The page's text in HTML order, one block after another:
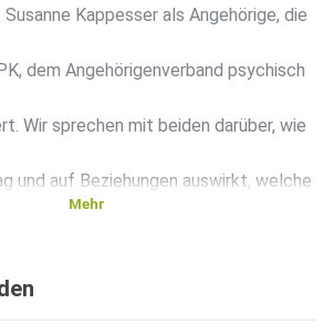
Kappesser als Angehörige, die
dem Angehörigenverband psychisch
Wir sprechen mit beiden darüber, wie
und auf Beziehungen auswirkt, welche
sein können. Wir haben die
Mehr